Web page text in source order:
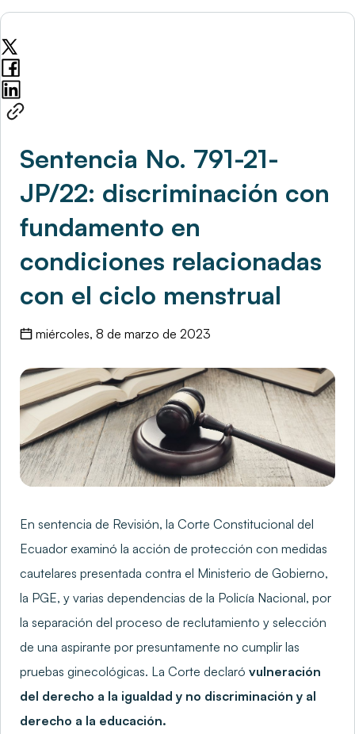
Sentencia No. 791-21-
JP/22: discriminación con
fundamento en
condiciones relacionadas
con el ciclo menstrual
miércoles, 8 de marzo de 2023
En sentencia de Revisión, la Corte Constitucional del
Ecuador examinó la acción de protección con medidas
cautelares presentada contra el Ministerio de Gobierno,
la PGE, y varias dependencias de la Policía Nacional, por
la separación del proceso de reclutamiento y selección
de una aspirante por presuntamente no cumplir las
pruebas ginecológicas. La Corte declaró vulneración
del derecho a la igualdad y no discriminación y al
derecho a la educación.